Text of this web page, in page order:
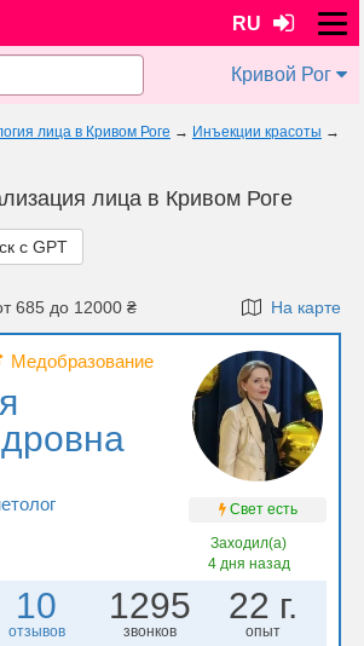
RU
Кривой Рог
лица в Кривом Роге → Инъекции красоты →
лица в Кривом Роге
с GPT
685 до 12000 ₴ На карте
Медобразование
Свет есть
Заходил(а)
4 дня назад
10
отзывов
1295
звонков
22 г.
опыт